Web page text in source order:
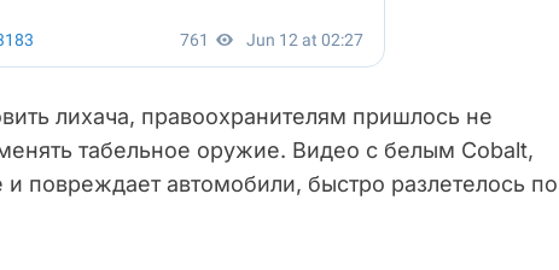
лихача, правоохранителям пришлось не
табельное оружие. Видео с белым Cobalt,
повреждает автомобили, быстро разлетелось по